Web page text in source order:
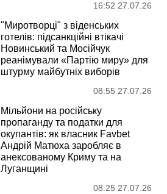
16:52 27.07.26
"Миротворці" з віденських
готелів: підсанкційні втікачі
Новинський та Мосійчук
реанімували «Партію миру» для
штурму майбутніх виборів
08:55 27.07.26
Мільйони на російську
пропаганду та податки для
окупантів: як власник Favbet
Андрій Матюха заробляє в
анексованому Криму та на
Луганщині
08:25 27.07.26